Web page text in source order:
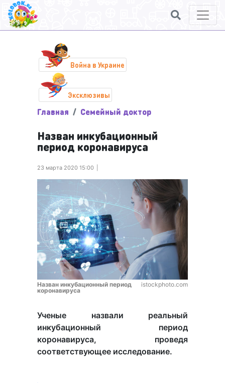
Война в Украине
Эксклюзивы
Главная Семейный доктор
Назван инкубационный
период коронавируса
23 марта 2020 15:00
Назван инкубационный период
коронавируса
istockphoto.com
Ученые назвали реальный
инкубационный период
коронавируса, проведя
соответствующее исследование.